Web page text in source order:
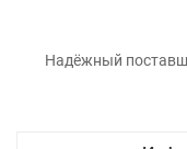
Надёжный